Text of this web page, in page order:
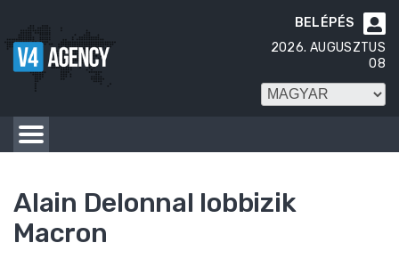

BELÉPÉS
2026. AUGUSZTUS
08
Alain Delonnal lobbizik
Macron